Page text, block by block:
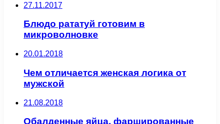
27.11.2017
Блюдо рататуй готовим в
микроволновке
20.01.2018
Чем отличается женская логика от
мужской
21.08.2018
Обалденные яйца, фаршированные